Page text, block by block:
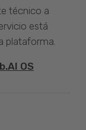
técnico a
está
plataforma.
OS